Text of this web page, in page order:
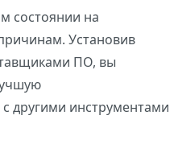
состоянии на
Установив
ПО, вы
другими инструментами